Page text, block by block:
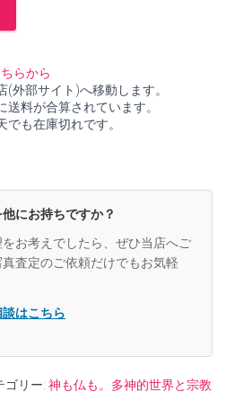
らから
外部サイト)へ移動します。
料が合算されています。
も在庫切れです。
にお持ちですか？
お考えでしたら、ぜひ当店へご
査定のご依頼だけでもお気軽
はこちら
ゴリー: 神も仏も。多神的世界と宗教